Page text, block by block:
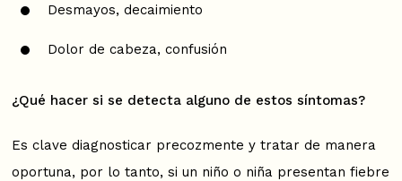
Desmayos, decaimiento
Dolor de cabeza, confusión
¿Qué hacer si se detecta alguno de estos síntomas?
Es clave diagnosticar precozmente y tratar de manera
oportuna, por lo tanto, si un niño o niña presentan fiebre